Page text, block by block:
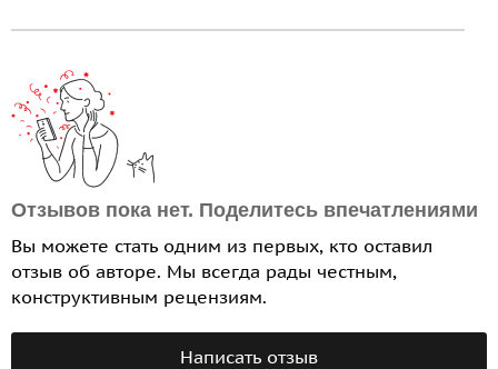
Отзывов пока нет. Поделитесь впечатлениями
Вы можете стать одним из первых, кто оставил
отзыв об авторе. Мы всегда рады честным,
конструктивным рецензиям.
Написать отзыв